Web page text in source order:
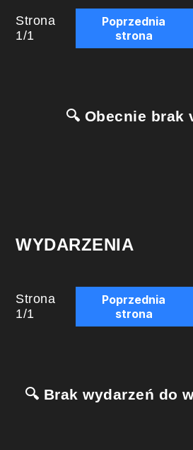
Strona
1/1
Poprzednia
strona
🔍 Obecnie brak
WYDARZENIA
Strona
1/1
Poprzednia
strona
🔍 Brak wydarzeń do